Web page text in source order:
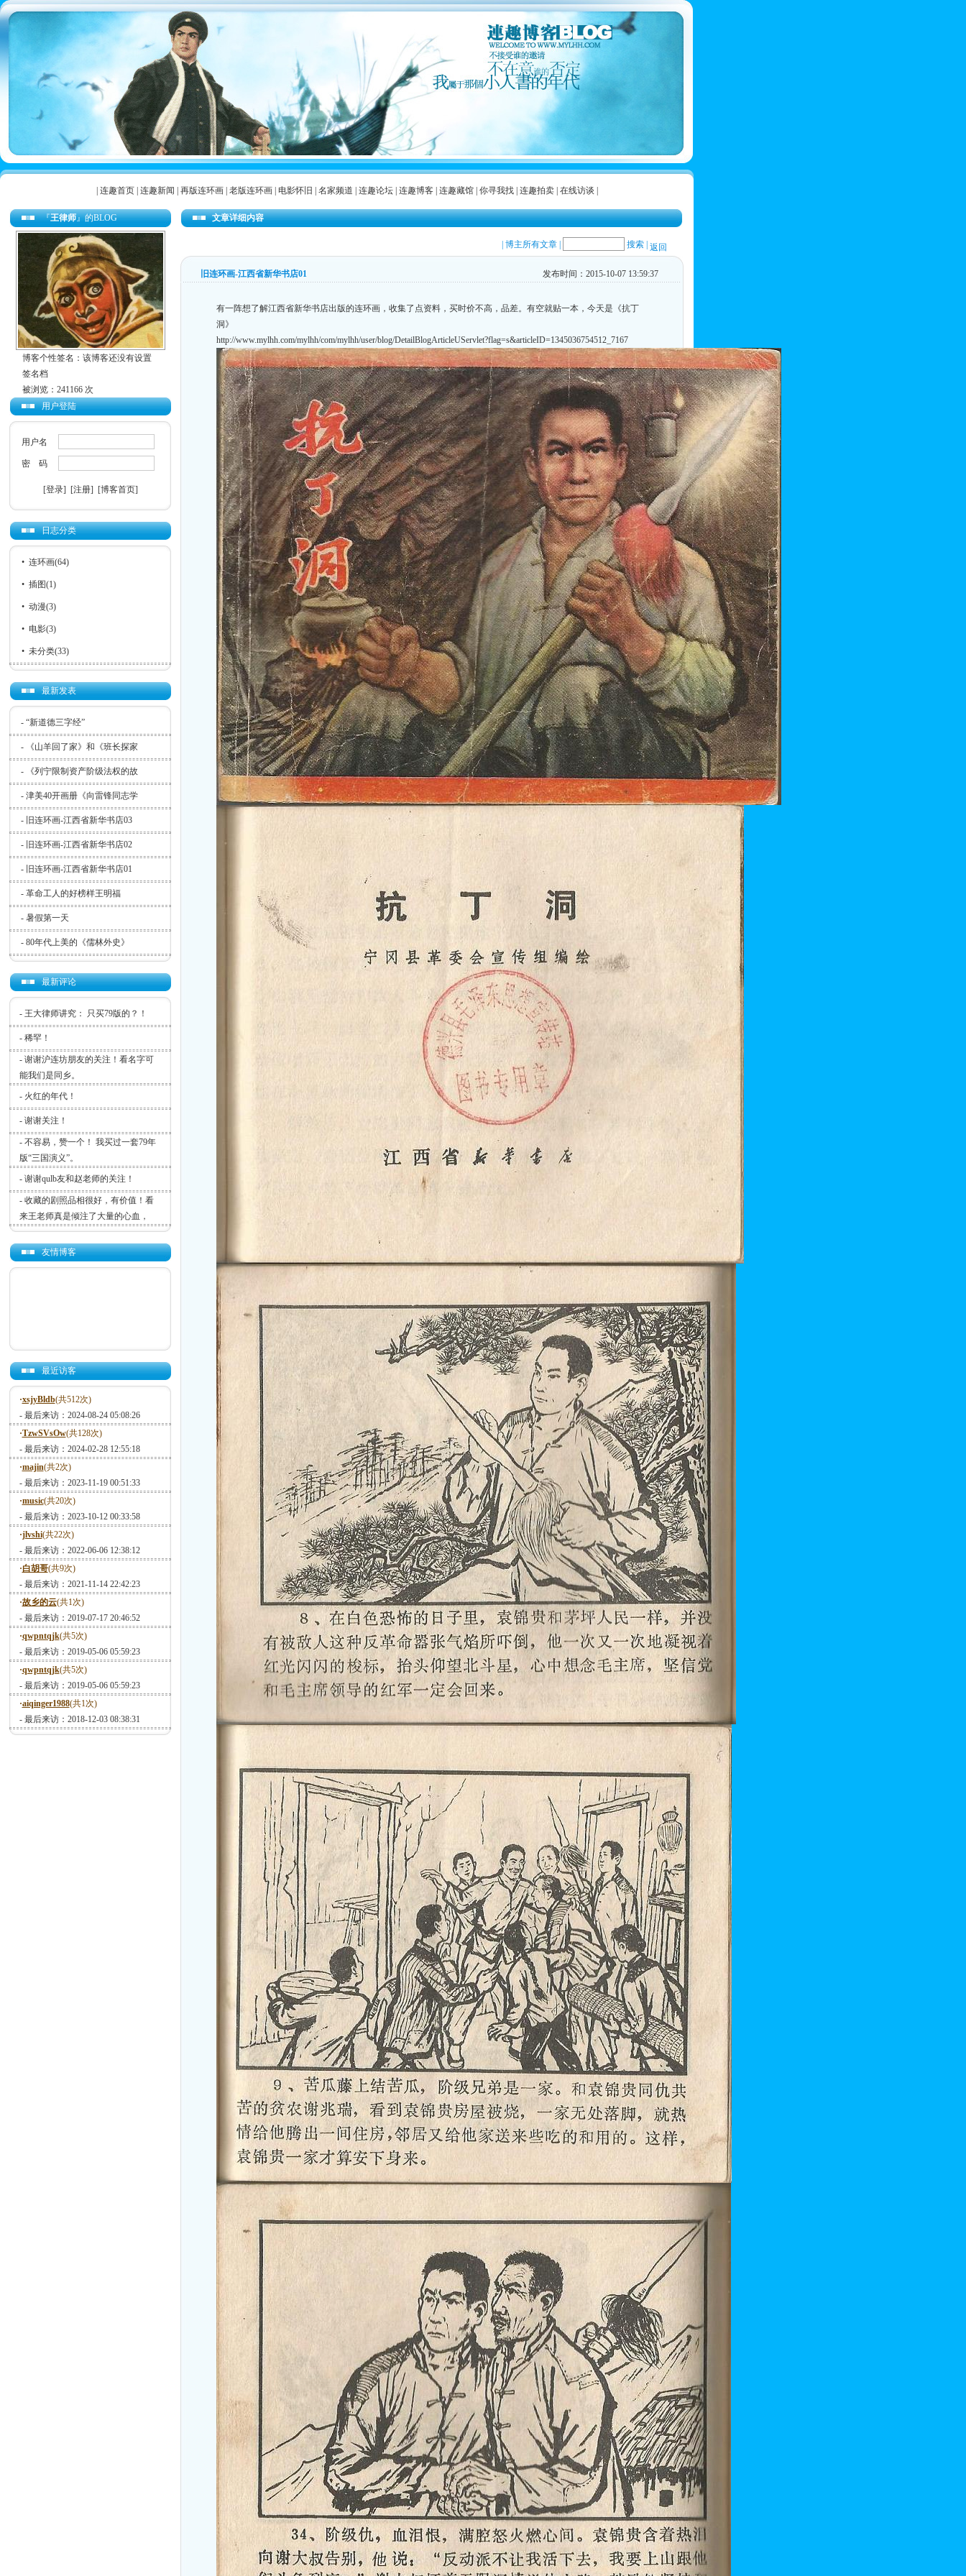
连趣首页| 连趣新闻 再版连环画| 老版连环画| 电影怀旧 名家频道 连趣论坛| 连趣博客| 连趣藏馆| 你寻我找| 连趣拍卖| 在线访谈
『王律师』的BLOG
博客个性签名：该博客还没有设置
签名档
被浏览：241166 次
用户登陆
用户名
密 码
[登录] [注册] [博客首页]
日志分类
• 连环画(64)
• 插图(1)
• 动漫(3)
• 电影(3)
• 未分类(33)
最新发表
- “新道德三字经”
- 《山羊回了家》和《班长探家
- 《列宁限制资产阶级法权的故
- 津美40开画册《向雷锋同志学
- 旧连环画-江西省新华书店03
- 旧连环画-江西省新华书店02
- 旧连环画-江西省新华书店01
- 革命工人的好榜样王明福
- 暑假第一天
- 80年代上美的《儒林外史》
最新评论
- 王大律师讲究： 只买79版的？！
- 稀罕！
- 谢谢沪连坊朋友的关注！看名字可
能我们是同乡。
- 火红的年代！
- 谢谢关注！
- 不容易，赞一个！ 我买过一套79年
版“三国演义”。
- 谢谢qulb友和赵老师的关注！
- 收藏的剧照品相很好，有价值！看
来王老师真是倾注了大量的心血，
友情博客
最近访客
·xsjyBldb(共512次)
- 最后来访：2024-08-24 05:08:26
·TzwSVsOw(共128次)
- 最后来访：2024-02-28 12:55:18
·majin(共2次)
- 最后来访：2023-11-19 00:51:33
·music(共20次)
- 最后来访：2023-10-12 00:33:58
·jlvshi(共22次)
- 最后来访：2022-06-06 12:38:12
·白胡哥(共9次)
- 最后来访：2021-11-14 22:42:23
·故乡的云(共1次)
- 最后来访：2019-07-17 20:46:52
·qwpntqjk(共5次)
- 最后来访：2019-05-06 05:59:23
·qwpntqjk(共5次)
- 最后来访：2019-05-06 05:59:23
·aiqinger1988(共1次)
- 最后来访：2018-12-03 08:38:31
文章详细内容
博主所有文章| 搜索| 返回
旧连环画-江西省新华书店01 发布时间：2015-10-07 13:59:37
有一阵想了解江西省新华书店出版的连环画，收集了点资料，买时价不高，品差。有空就贴一本，今天是《抗丁
洞》
http://www.mylhh.com/mylhh/com/mylhh/user/blog/DetailBlogArticleUServlet?flag=s&articleID=1345036754512_7167